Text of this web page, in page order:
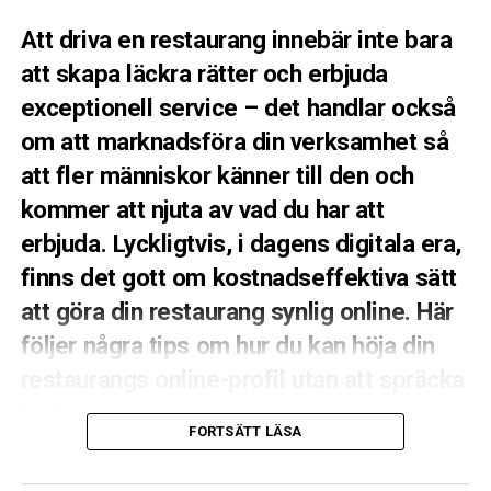
som smeker maten, inte hårda solkatter.
Lek med skuggorna
Försök att undvika att fota med ljuset rakt i ryggen (så
kallat frontljus), då det gör bilden platt. Låt istället
ljuset komma från sidan eller snett bakifrån (motljus).
Sidoljus skapar vackra skuggor som lyfter fram texturen
i brödet, glansen i såsen och krispigheten i grönsakerna.
Varning för blixten
Använd aldrig, under några omständigheter, mobilens
inbyggda blixt. Den skapar ett hårt, kallt ljus rakt på
snabbmatskedja på 90-talet.
Att driva en restaurang innebär inte bara
att skapa läckra rätter och erbjuda
exceptionell service – det handlar också
om att marknadsföra din verksamhet så
att fler människor känner till den och
kommer att njuta av vad du har att
erbjuda. Lyckligtvis, i dagens digitala era,
finns det gott om kostnadseffektiva sätt
att göra din restaurang synlig online. Här
följer några tips om hur du kan höja din
budgeten.
## 1. Skapa en attraktiv hemsida
Det första steget för att synas online är att ha en
FORTSÄTT LÄSA